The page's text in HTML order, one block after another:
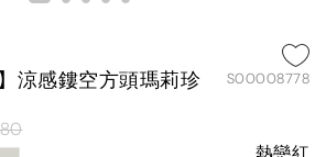
涼感鏤空方頭瑪莉珍
S00008778